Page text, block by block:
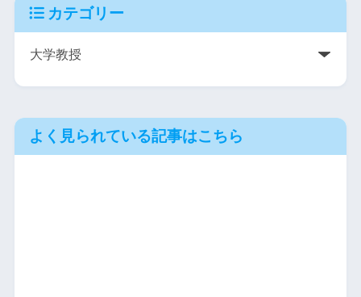
カテゴリー
よく見られている記事はこちら